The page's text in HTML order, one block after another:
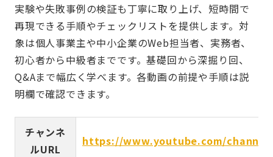
実験や失敗事例の検証も丁寧に取り上げ、短時間で
再現できる手順やチェックリストを提供します。対
象は個人事業主や中小企業のWeb担当者、実務者、
初心者から中級者までです。基礎回から深掘り回、
Q&Aまで幅広く学べます。各動画の前提や手順は説
明欄で確認できます。
チャンネ
ルURL
https://www.youtube.com/channel/